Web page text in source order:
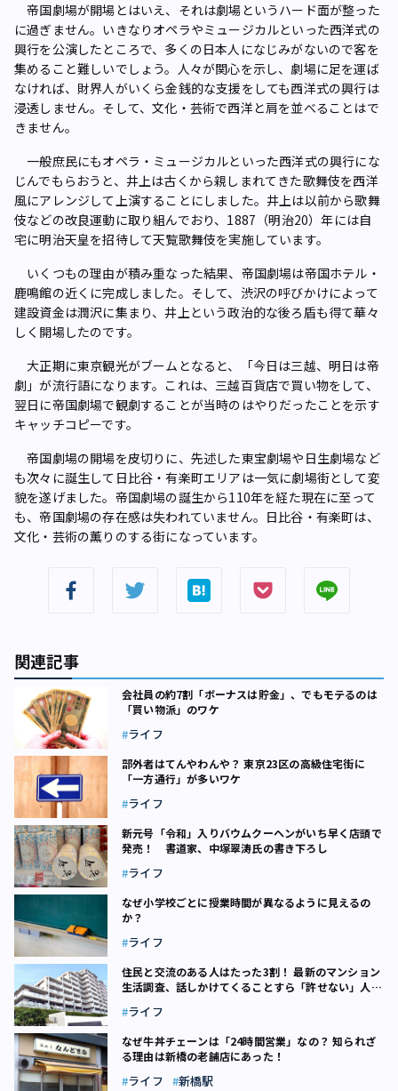
帝国劇場が開場とはいえ、それは劇場というハード面が整った
に過ぎません。いきなりオペラやミュージカルといった西洋式の
興行を公演したところで、多くの日本人になじみがないので客を
集めること難しいでしょう。人々が関心を示し、劇場に足を運ば
なければ、財界人がいくら金銭的な支援をしても西洋式の興行は
浸透しません。そして、文化・芸術で西洋と肩を並べることはで
きません。
一般庶民にもオペラ・ミュージカルといった西洋式の興行にな
じんでもらおうと、井上は古くから親しまれてきた歌舞伎を西洋
風にアレンジして上演することにしました。井上は以前から歌舞
伎などの改良運動に取り組んでおり、1887（明治20）年には自
宅に明治天皇を招待して天覧歌舞伎を実施しています。
いくつもの理由が積み重なった結果、帝国劇場は帝国ホテル・
鹿鳴館の近くに完成しました。そして、渋沢の呼びかけによって
建設資金は潤沢に集まり、井上という政治的な後ろ盾も得て華々
しく開場したのです。
大正期に東京観光がブームとなると、「今日は三越、明日は帝
劇」が流行語になります。これは、三越百貨店で買い物をして、
翌日に帝国劇場で観劇することが当時のはやりだったことを示す
キャッチコピーです。
帝国劇場の開場を皮切りに、先述した東宝劇場や日生劇場など
も次々に誕生して日比谷・有楽町エリアは一気に劇場街として変
貌を遂げました。帝国劇場の誕生から110年を経た現在に至って
も、帝国劇場の存在感は失われていません。日比谷・有楽町は、
文化・芸術の薫りのする街になっています。
関連記事
会社員の約7割「ボーナスは貯金」、でもモテるのは
「買い物派」のワケ
ライフ
部外者はてんやわんや？ 東京23区の高級住宅街に
「一方通行」が多いワケ
ライフ
新元号「令和」入りバウムクーヘンがいち早く店頭で
発売！ 書道家、中塚翠涛氏の書き下ろし
ライフ
なぜ小学校ごとに授業時間が異なるように見えるの
か？
ライフ
住民と交流のある人はたった3割！ 最新のマンション
生活調査、話しかけてくることすら「許せない」人も
ライフ
なぜ牛丼チェーンは「24時間営業」なの？ 知られざ
る理由は新橋の老舗店にあった！
ライフ 新橋駅